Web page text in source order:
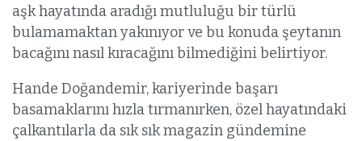
aşk hayatında aradığı mutluluğu bir türlü
bulamamaktan yakınıyor ve bu konuda şeytanın
bacağını nasıl kıracağını bilmediğini belirtiyor.
Hande Doğandemir, kariyerinde başarı
basamaklarını hızla tırmanırken, özel hayatındaki
çalkantılarla da sık sık magazin gündemine